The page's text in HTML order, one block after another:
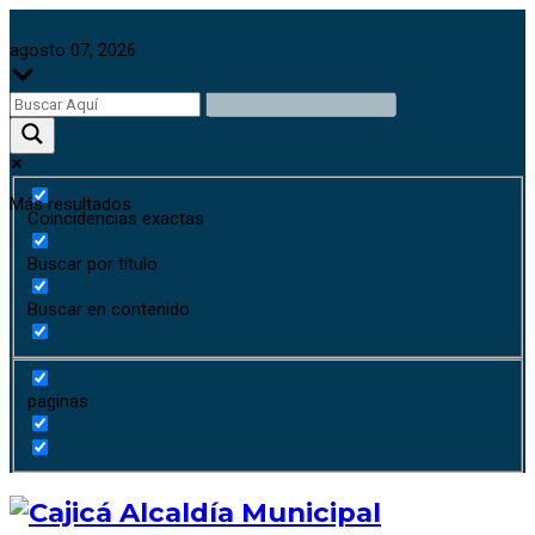
agosto 07, 2026
Más resultados
Coincidencias exactas
Buscar por título
Buscar en contenido
paginas